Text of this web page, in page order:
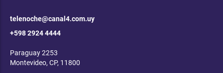
telenoche@canal4.com.uy
+598 2924 4444
Paraguay 2253
Montevideo, CP, 11800